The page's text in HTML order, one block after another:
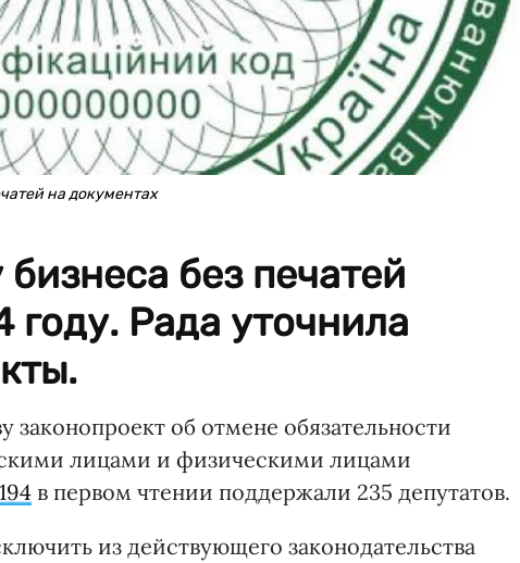
на документах
без печатей
году. Рада уточнила
законопроект об отмене обязательности
лицами и физическими лицами
в первом чтении поддержали 235 депутатов.
из действующего законодательства